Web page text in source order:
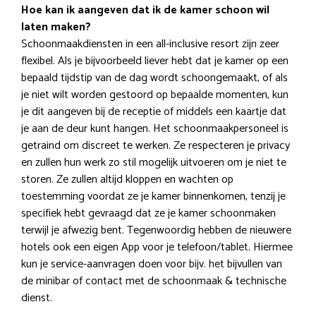
Hoe kan ik aangeven dat ik de kamer schoon wil
laten maken?
Schoonmaakdiensten in een all-inclusive resort zijn zeer
flexibel. Als je bijvoorbeeld liever hebt dat je kamer op een
bepaald tijdstip van de dag wordt schoongemaakt, of als
je niet wilt worden gestoord op bepaalde momenten, kun
je dit aangeven bij de receptie of middels een kaartje dat
je aan de deur kunt hangen. Het schoonmaakpersoneel is
getraind om discreet te werken. Ze respecteren je privacy
en zullen hun werk zo stil mogelijk uitvoeren om je niet te
storen. Ze zullen altijd kloppen en wachten op
toestemming voordat ze je kamer binnenkomen, tenzij je
specifiek hebt gevraagd dat ze je kamer schoonmaken
terwijl je afwezig bent. Tegenwoordig hebben de nieuwere
hotels ook een eigen App voor je telefoon/tablet. Hiermee
kun je service-aanvragen doen voor bijv. het bijvullen van
de minibar of contact met de schoonmaak & technische
dienst.